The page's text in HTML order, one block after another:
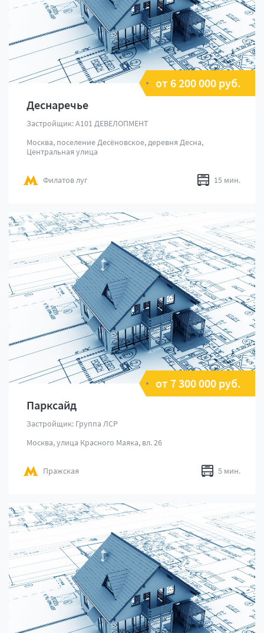
от 6 200 000 руб.
Деснаречье
Застройщик: А101 ДЕВЕЛОПМЕНТ
Москва, поселение Десёновское, деревня Десна,
Центральная улица
Филатов луг 15 мин.
от 7 300 000 руб.
Парксайд
Застройщик: Группа ЛСР
Москва, улица Красного Маяка, вл. 26
Пражская 5 мин.